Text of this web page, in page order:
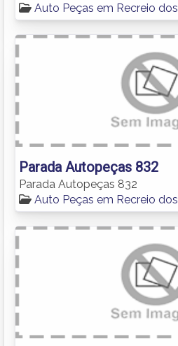
Auto Peças em Recreio
Parada Autopeças 832
Parada Autopeças 832
Auto Peças em Recreio